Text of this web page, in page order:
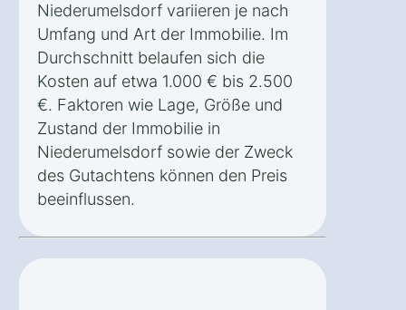
Niederumelsdorf variieren je nach
Umfang und Art der Immobilie. Im
Durchschnitt belaufen sich die
Kosten auf etwa 1.000 € bis 2.500
€. Faktoren wie Lage, Größe und
Zustand der Immobilie in
Niederumelsdorf sowie der Zweck
des Gutachtens können den Preis
beeinflussen.